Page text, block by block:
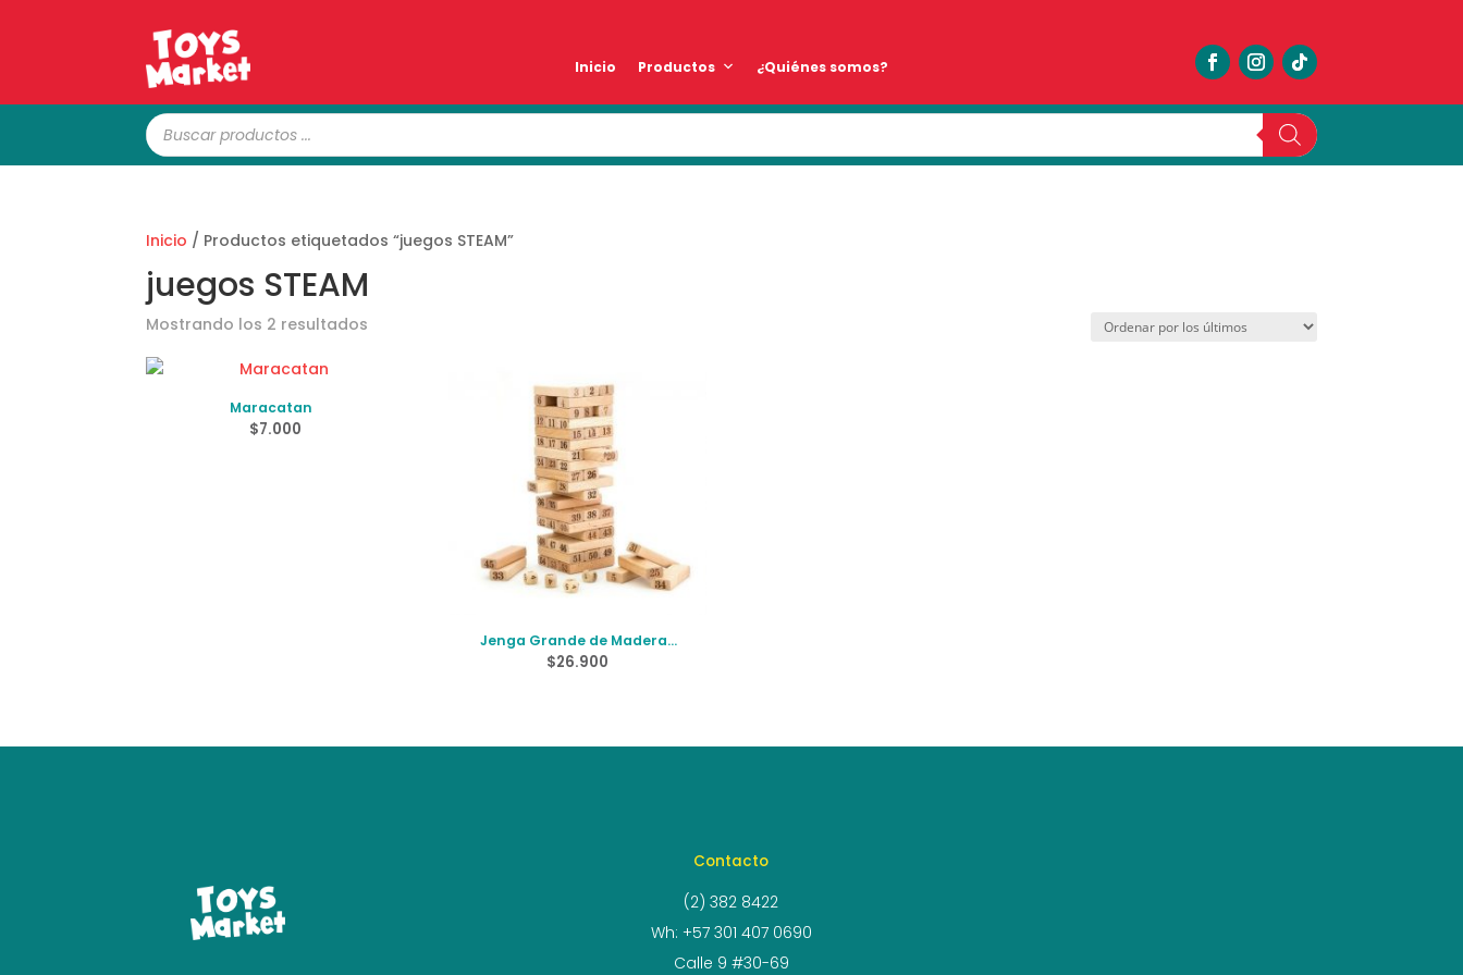
Inicio Productos ¿Quiénes somos?
Búsqueda
de
productos
Inicio / Productos etiquetados “juegos STEAM”
juegos STEAM
Mostrando los 2 resultados
Maracatan
$7.000
Jenga Grande de Madera
Números
$26.900
Contacto
(2) 382 8422
Wh: +57 301 407 0690
Calle 9 #30-69